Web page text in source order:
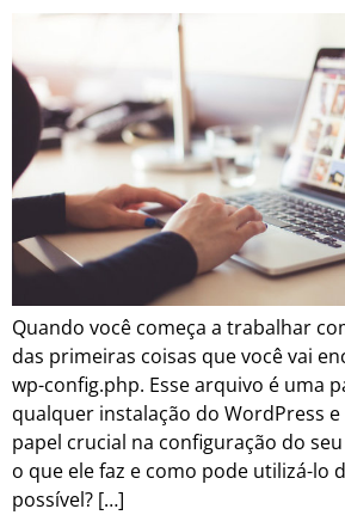
Quando você começa a trabalhar
das primeiras coisas que você vai
wp-config.php. Esse arquivo é uma
qualquer instalação do WordPress
papel crucial na configuração do
o que ele faz e como pode utilizá-lo
possível? […]